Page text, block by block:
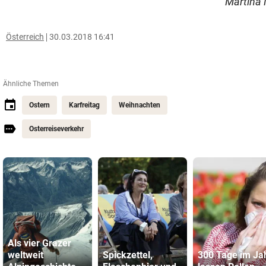
Österreich 30.03.2018 16:41
Ähnliche Themen
Ostern Karfreitag Weihnachten
Osterreiseverkehr
Als vier Grazer
weltweit
Spickzettel,
300 Tage im